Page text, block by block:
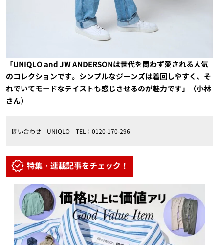
「UNIQLO and JW ANDERSONは世代を問わず愛される人気
のコレクションです。シンプルなジーンズは着回しやすく、そ
れでいてモードなテイストも感じさせるのが魅力です」（小林
さん）
問い合わせ：UNIQLO TEL：0120-170-296
特集・連載記事をチェック！